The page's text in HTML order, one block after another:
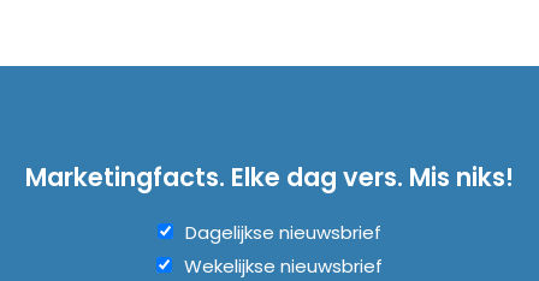
Marketingfacts. Elke dag vers. Mis niks!
Dagelijkse nieuwsbrief
Wekelijkse nieuwsbrief